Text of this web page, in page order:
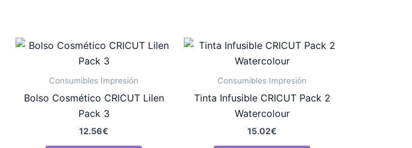
Consumibles Impresión
Bolso Cosmético CRICUT Lilen
Pack 3
12.56€
Consumibles Impresión
Tinta Infusible CRICUT Pack 2
Watercolour
15.02€